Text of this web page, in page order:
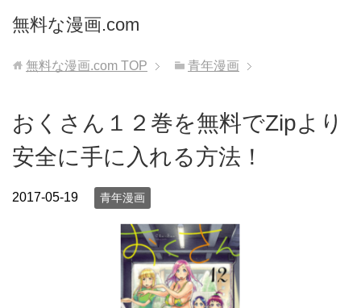
無料な漫画.com
無料な漫画.com TOP 青年漫画
おくさん１２巻を無料でZipより
安全に手に入れる方法！
2017-05-19 青年漫画